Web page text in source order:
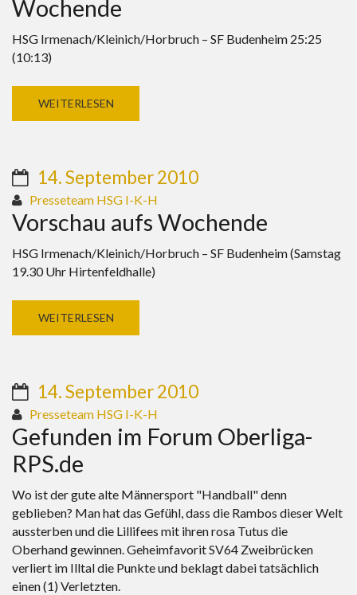
Wochende
HSG Irmenach/Kleinich/Horbruch – SF Budenheim 25:25
(10:13)
WEITERLESEN
14. September 2010
Presseteam HSG I-K-H
Vorschau aufs Wochende
HSG Irmenach/Kleinich/Horbruch – SF Budenheim (Samstag
19.30 Uhr Hirtenfeldhalle)
WEITERLESEN
14. September 2010
Presseteam HSG I-K-H
Gefunden im Forum Oberliga-
RPS.de
Wo ist der gute alte Männersport "Handball" denn
geblieben? Man hat das Gefühl, dass die Rambos dieser Welt
aussterben und die Lillifees mit ihren rosa Tutus die
Oberhand gewinnen. Geheimfavorit SV64 Zweibrücken
verliert im Illtal die Punkte und beklagt dabei tatsächlich
einen (1) Verletzten.